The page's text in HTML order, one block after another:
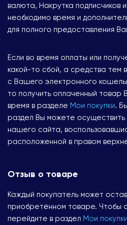
валюта, Накрутка подписчиков
необходимо время и
для полного предоставления
Если во время оплаты или
какой-то сбой, а средства тем
с Вашего электронного
то получить оплаченный товар
время в разделе Мои покупки.
раздел Вы можете
нашего сайта,
расположенной в правом
Отзыв о товаре
Каждый покупатель может
приобретённом товаре. Чтобы
перейдите в раздел Мои покупки